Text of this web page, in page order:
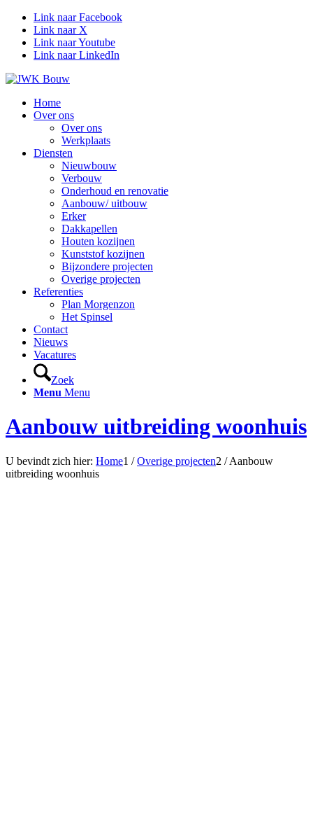
Link naar Facebook
Link naar X
Link naar Youtube
Link naar LinkedIn
Home
Over ons
Over ons
Werkplaats
Diensten
Nieuwbouw
Verbouw
Onderhoud en renovatie
Aanbouw/ uitbouw
Erker
Dakkapellen
Houten kozijnen
Kunststof kozijnen
Bijzondere projecten
Overige projecten
Referenties
Plan Morgenzon
Het Spinsel
Contact
Nieuws
Vacatures
Zoek
Menu Menu
Aanbouw uitbreiding woonhuis
U bevindt zich hier: Home1 / Overige projecten2 / Aanbouw
uitbreiding woonhuis